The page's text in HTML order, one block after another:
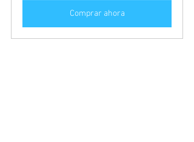
Comprar ahora